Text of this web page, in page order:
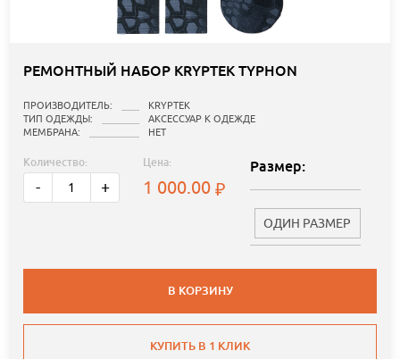
РЕМОНТНЫЙ НАБОР KRYPTEK TYPHON
ПРОИЗВОДИТЕЛЬ:
KRYPTEK
ТИП ОДЕЖДЫ:
АКСЕССУАР К ОДЕЖДЕ
МЕМБРАНА:
НЕТ
Количество:
- +
Цена:
1 000.00
Размер:
ОДИН РАЗМЕР
В КОРЗИНУ
КУПИТЬ В 1 КЛИК